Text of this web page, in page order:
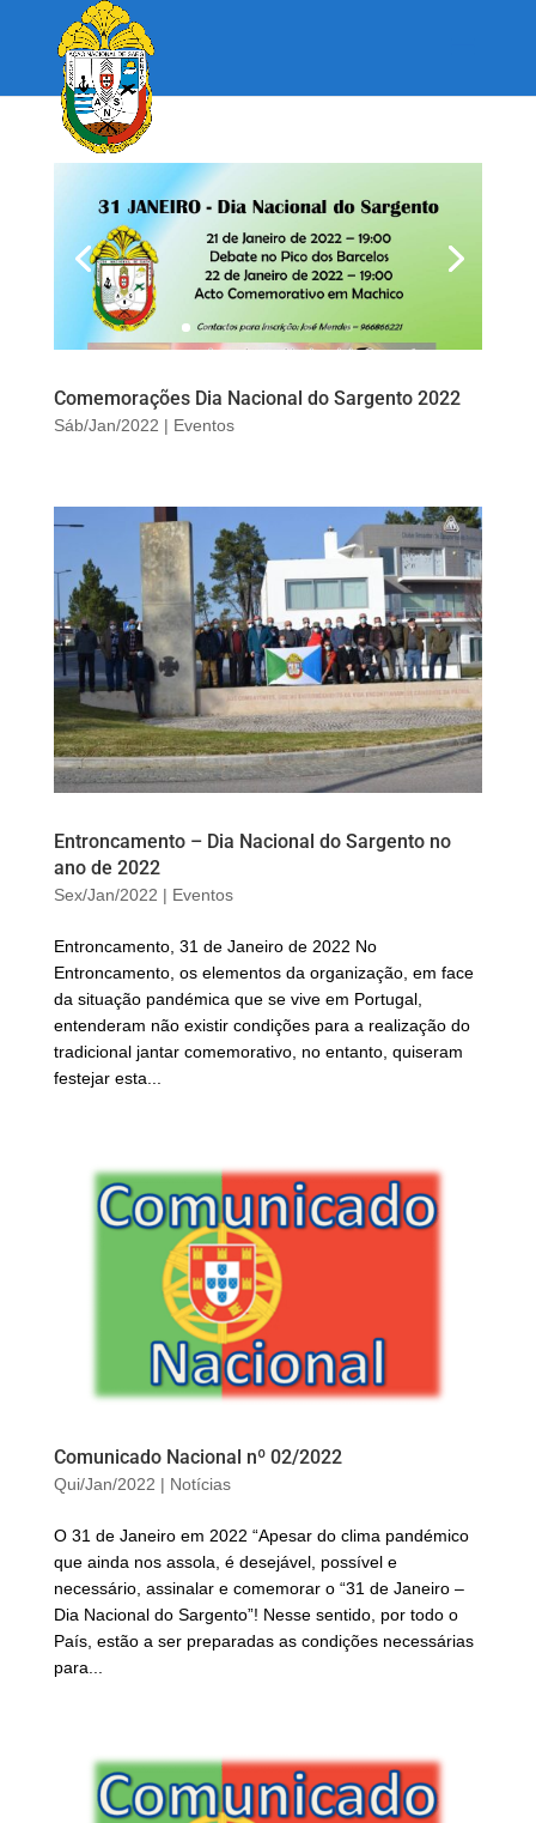
Comemorações Dia Nacional do Sargento 2022
Sáb/Jan/2022 | Eventos
Entroncamento – Dia Nacional do Sargento no
ano de 2022
Sex/Jan/2022 | Eventos
Entroncamento, 31 de Janeiro de 2022 No
Entroncamento, os elementos da organização, em face
da situação pandémica que se vive em Portugal,
entenderam não existir condições para a realização do
tradicional jantar comemorativo, no entanto, quiseram
festejar esta...
Comunicado Nacional nº 02/2022
Qui/Jan/2022 | Notícias
O 31 de Janeiro em 2022 “Apesar do clima pandémico
que ainda nos assola, é desejável, possível e
necessário, assinalar e comemorar o “31 de Janeiro –
Dia Nacional do Sargento”! Nesse sentido, por todo o
País, estão a ser preparadas as condições necessárias
para...